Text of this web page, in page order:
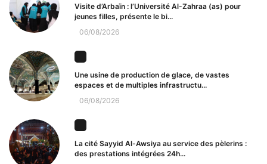
Visite d’Arbaïn : l’Université Al-Zahraa (as) pour
jeunes filles, présente le bi...
06/08/2026
Une usine de production de glace, de vastes
espaces et de multiples infrastructu...
06/08/2026
La cité Sayyid Al-Awsiya au service des pèlerins :
des prestations intégrées 24h...